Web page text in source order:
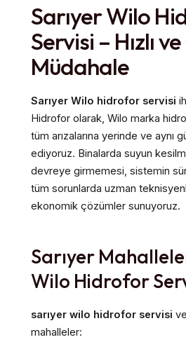
Sarıyer Wilo
Servisi – Hızlı
Müdahale
Sarıyer Wilo hidrofor servisi
Hidrofor olarak, Wilo marka
tüm arızalarına yerinde ve aynı
ediyoruz. Binalarda suyun
devreye girmemesi, sistemin
tüm sorunlarda uzman
ekonomik çözümler sunuyoruz.
Sarıyer
Wilo Hidrofor
sarıyer wilo hidrofor servisi
mahalleler: